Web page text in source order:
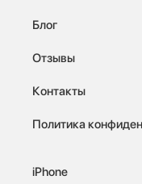
Блог
Отзывы
Контакты
Политика
iPhone